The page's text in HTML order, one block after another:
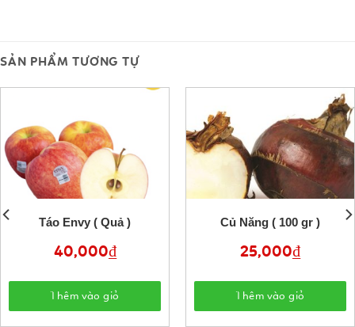
SẢN PHẨM TƯƠNG TỰ
Táo Envy ( Quả )
40,000₫
Thêm vào giỏ
Củ Năng ( 100 gr )
25,000₫
Thêm vào giỏ